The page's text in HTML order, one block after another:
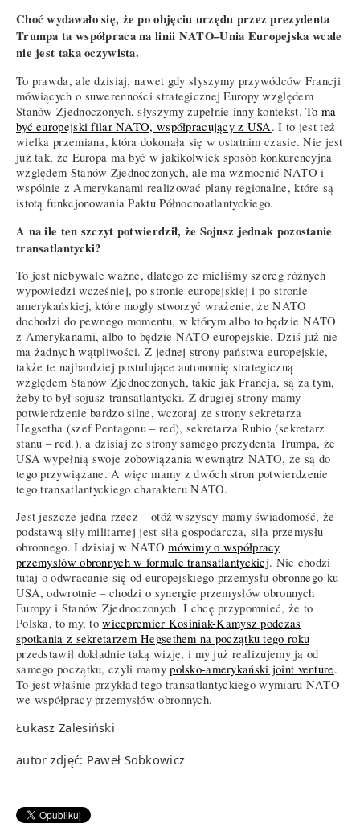
Choć wydawało się, że po objęciu urzędu przez prezydenta
Trumpa ta współpraca na linii NATO–Unia Europejska wcale
nie jest taka oczywista.
To prawda, ale dzisiaj, nawet gdy słyszymy przywódców Francji
mówiących o suwerenności strategicznej Europy względem
Stanów Zjednoczonych, słyszymy zupełnie inny kontekst.To ma
być europejski filar NATO, współpracujący z USA. I to jest też
wielka przemiana, która dokonała się w ostatnim czasie. Nie jest
już tak, że Europa ma być w jakikolwiek sposób konkurencyjna
względem Stanów Zjednoczonych, ale ma wzmocnić NATO i
wspólnie z Amerykanami realizować plany regionalne, które są
istotą funkcjonowania Paktu Północnoatlantyckiego.
A na ile ten szczyt potwierdził, że Sojusz jednak pozostanie
transatlantycki?
To jest niebywale ważne, dlatego że mieliśmy szereg różnych
wypowiedzi wcześniej, po stronie europejskiej i po stronie
amerykańskiej, które mogły stworzyć wrażenie, że NATO
dochodzi do pewnego momentu, w którym albo to będzie NATO
z Amerykanami, albo to będzie NATO europejskie. Dziś już nie
ma żadnych wątpliwości. Z jednej strony państwa europejskie,
także te najbardziej postulujące autonomię strategiczną
względem Stanów Zjednoczonych, takie jak Francja, są za tym,
żeby to był sojusz transatlantycki. Z drugiej strony mamy
potwierdzenie bardzo silne, wczoraj ze strony sekretarza
Hegsetha (szef Pentagonu – red), sekretarza Rubio (sekretarz
stanu – red.), a dzisiaj ze strony samego prezydenta Trumpa, że
USA wypełnią swoje zobowiązania wewnątrz NATO, że są do
tego przywiązane. A więc mamy z dwóch stron potwierdzenie
tego transatlantyckiego charakteru NATO.
Jest jeszcze jedna rzecz – otóż wszyscy mamy świadomość, że
podstawą siły militarnej jest siła gospodarcza, siła przemysłu
obronnego. I dzisiaj w NATOmówimy o współpracy
przemysłów obronnych w formule transatlantyckiej. Nie chodzi
tutaj o odwracanie się od europejskiego przemysłu obronnego ku
USA, odwrotnie – chodzi o synergię przemysłów obronnych
Europy i Stanów Zjednoczonych. I chcę przypomnieć, że to
Polska, to my, towicepremier Kosiniak-Kamysz podczas
spotkania z sekretarzem Hegsethem na początku tego roku
przedstawił dokładnie taką wizję, i my już realizujemy ją od
samego początku, czyli mamypolsko-amerykański joint venture.
To jest właśnie przykład tego transatlantyckiego wymiaru NATO
we współpracy przemysłów obronnych.
Łukasz Zalesiński
autor zdjęć: Paweł Sobkowicz